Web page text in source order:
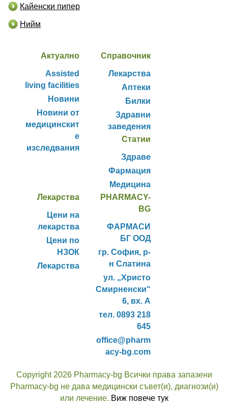
Кайенски пипер
Нийм
Актуално
Assisted
living facilities
Новини
Новини от
медицинскит
е
изследвания
Справочник
Лекарства
Аптеки
Билки
Здравни
заведения
Статии
Здраве
Фармация
Медицина
Лекарства
Цени на
лекарства
Цени по
НЗОК
Лекарства
PHARMACY-
BG
ФАРМАСИ
БГ ООД
гр. София, р-
н Слатина
ул. „Христо
Смирненски“
6, вх. А
тел. 0893 218
645
office@pharm
acy-bg.com
Copyright 2026 Pharmacy-bg Всички права запазени
Pharmacy-bg не дава медицински съвет(и), диагнози(и)
или лечение. Виж повече тук